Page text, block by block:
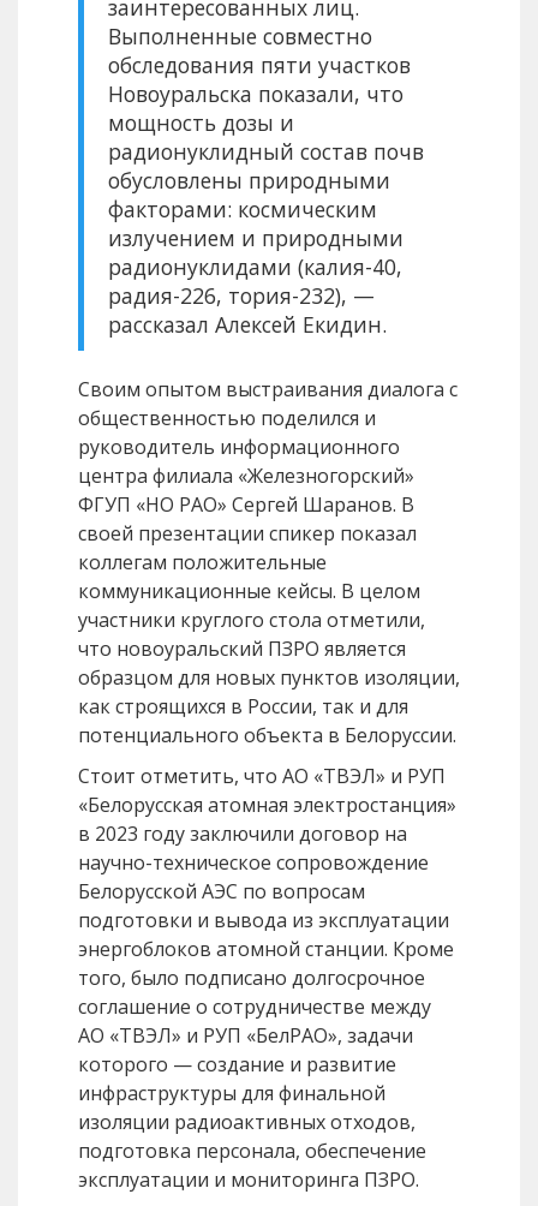
заинтересованных лиц.
Выполненные совместно
обследования пяти участков
Новоуральска показали, что
мощность дозы и
радионуклидный состав почв
обусловлены природными
факторами: космическим
излучением и природными
радионуклидами (калия-40,
радия-226, тория-232), —
рассказал Алексей Екидин.
Своим опытом выстраивания диалога с
общественностью поделился и
руководитель информационного
центра филиала «Железногорский»
ФГУП «НО РАО» Сергей Шаранов. В
своей презентации спикер показал
коллегам положительные
коммуникационные кейсы. В целом
участники круглого стола отметили,
что новоуральский ПЗРО является
образцом для новых пунктов изоляции,
как строящихся в России, так и для
потенциального объекта в Белоруссии.
Стоит отметить, что АО «ТВЭЛ» и РУП
«Белорусская атомная электростанция»
в 2023 году заключили договор на
научно-техническое сопровождение
Белорусской АЭС по вопросам
подготовки и вывода из эксплуатации
энергоблоков атомной станции. Кроме
того, было подписано долгосрочное
соглашение о сотрудничестве между
АО «ТВЭЛ» и РУП «БелРАО», задачи
которого — создание и развитие
инфраструктуры для финальной
изоляции радиоактивных отходов,
подготовка персонала, обеспечение
эксплуатации и мониторинга ПЗРО.